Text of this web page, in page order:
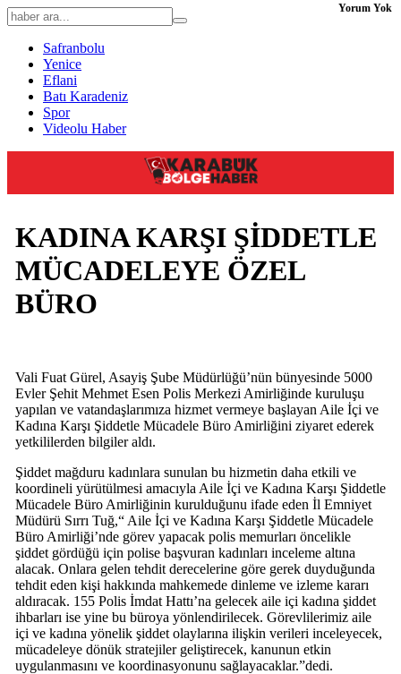
Safranbolu
Yenice
Eflani
Batı Karadeniz
Spor
Videolu Haber
KADINA KARŞI ŞİDDETLE
MÜCADELEYE ÖZEL
BÜRO
Vali Fuat Gürel, Asayiş Şube Müdürlüğü’nün bünyesinde 5000
Evler Şehit Mehmet Esen Polis Merkezi Amirliğinde kuruluşu
yapılan ve vatandaşlarımıza hizmet vermeye başlayan Aile İçi ve
Kadına Karşı Şiddetle Mücadele Büro Amirliğini ziyaret ederek
yetkililerden bilgiler aldı.
Şiddet mağduru kadınlara sunulan bu hizmetin daha etkili ve
koordineli yürütülmesi amacıyla Aile İçi ve Kadına Karşı Şiddetle
Mücadele Büro Amirliğinin kurulduğunu ifade eden İl Emniyet
Müdürü Sırrı Tuğ,“ Aile İçi ve Kadına Karşı Şiddetle Mücadele
Büro Amirliği’nde görev yapacak polis memurları öncelikle
şiddet gördüğü için polise başvuran kadınları inceleme altına
alacak. Onlara gelen tehdit derecelerine göre gerek duyduğunda
tehdit eden kişi hakkında mahkemede dinleme ve izleme kararı
aldıracak. 155 Polis İmdat Hattı’na gelecek aile içi kadına şiddet
ihbarları ise yine bu büroya yönlendirilecek. Görevlilerimiz aile
içi ve kadına yönelik şiddet olaylarına ilişkin verileri inceleyecek,
mücadeleye dönük stratejiler geliştirecek, kanunun etkin
uygulanmasını ve koordinasyonunu sağlayacaklar.”dedi.
Yorum Yok